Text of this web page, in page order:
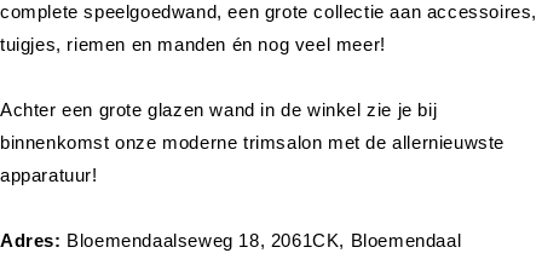
complete speelgoedwand, een grote collectie aan accessoires,
tuigjes, riemen en manden én nog veel meer!
Achter een grote glazen wand in de winkel zie je bij
binnenkomst onze moderne trimsalon met de allernieuwste
apparatuur!
Adres: Bloemendaalseweg 18, 2061CK, Bloemendaal